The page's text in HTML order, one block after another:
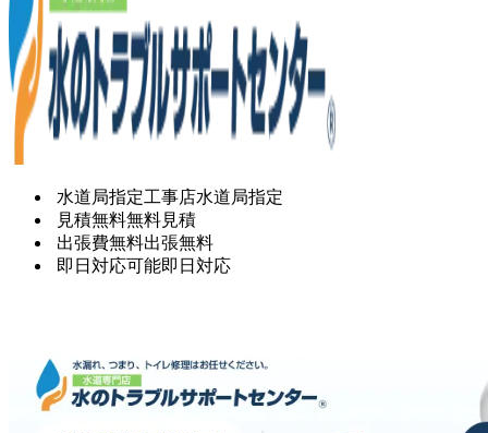
水道局指定工事店水道局指定
見積無料無料見積
出張費無料出張無料
即日対応可能即日対応